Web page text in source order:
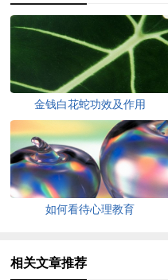
金钱白花蛇功效及作用
如何看待心理教育
相关文章推荐